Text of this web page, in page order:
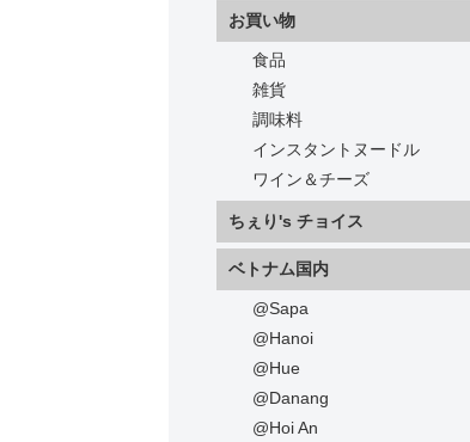
お買い物
食品
雑貨
調味料
インスタントヌードル
ワイン＆チーズ
ちぇり's チョイス
ベトナム国内
@Sapa
@Hanoi
@Hue
@Danang
@Hoi An